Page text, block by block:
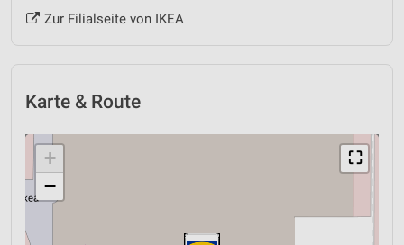
Zur Filialseite von IKEA
Karte & Route
⛶
+
−